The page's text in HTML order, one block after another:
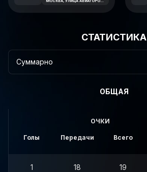
СТАТИСТИКА
Суммарно
ОБЩАЯ
ОЧКИ
Голы Передачи Всего
1 18 19